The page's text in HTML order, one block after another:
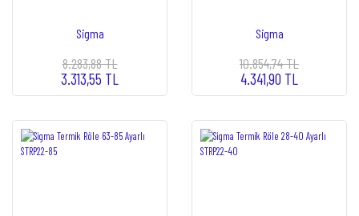
Sigma
8.283,88 TL
3.313,55 TL
Sigma
10.854,74 TL
4.341,90 TL